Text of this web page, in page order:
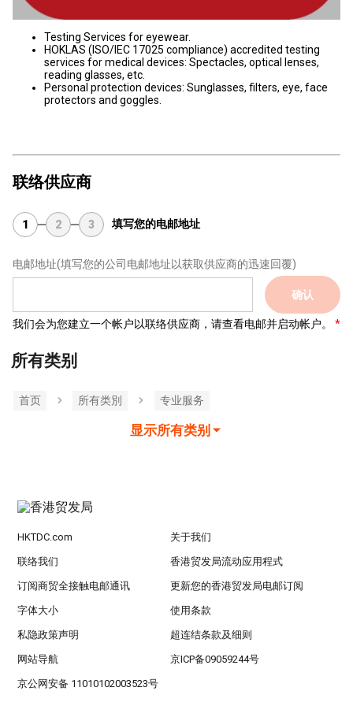
Testing Services for eyewear.
HOKLAS (ISO/IEC 17025 compliance) accredited testing
services for medical devices: Spectacles, optical lenses,
reading glasses, etc.
Personal protection devices: Sunglasses, filters, eye, face
protectors and goggles.
联络供应商
1 2 3 填写您的电邮地址
电邮地址(填写您的公司电邮地址以获取供应商的迅速回覆)
确认
我们会为您建立一个帐户以联络供应商，请查看电邮并启动帐户。
所有类别
首页 所有类別 专业服务
显示所有类别
HKTDC.com 关于我们
联络我们 香港贸发局流动应用程式
订阅商贸全接触电邮通讯 更新您的香港贸发局电邮订阅
字体大小 使用条款
私隐政策声明 超连结条款及细则
网站导航 京ICP备09059244号
京公网安备 11010102003523号